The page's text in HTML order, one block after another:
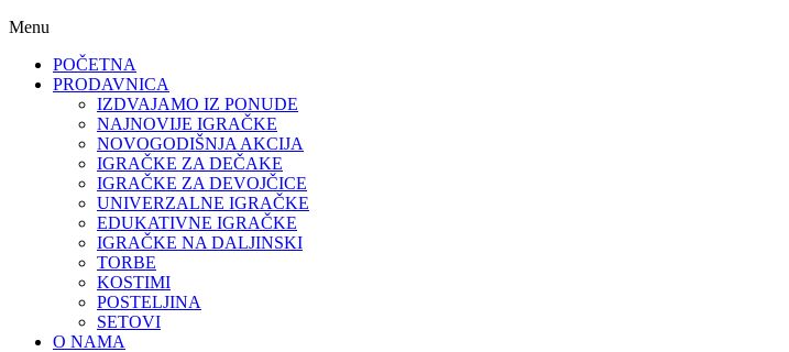
Menu
POČETNA
PRODAVNICA
IZDVAJAMO IZ PONUDE
NAJNOVIJE IGRAČKE
NOVOGODIŠNJA AKCIJA
IGRAČKE ZA DEČAKE
IGRAČKE ZA DEVOJČICE
UNIVERZALNE IGRAČKE
EDUKATIVNE IGRAČKE
IGRAČKE NA DALJINSKI
TORBE
KOSTIMI
POSTELJINA
SETOVI
O NAMA